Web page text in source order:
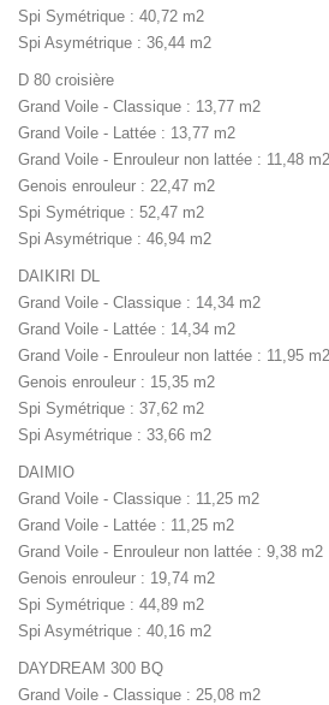
Spi Symétrique : 40,72 m2
Spi Asymétrique : 36,44 m2
D 80 croisière
Grand Voile - Classique : 13,77 m2
Grand Voile - Lattée : 13,77 m2
Grand Voile - Enrouleur non lattée : 11,48 m2
Genois enrouleur : 22,47 m2
Spi Symétrique : 52,47 m2
Spi Asymétrique : 46,94 m2
DAIKIRI DL
Grand Voile - Classique : 14,34 m2
Grand Voile - Lattée : 14,34 m2
Grand Voile - Enrouleur non lattée : 11,95 m2
Genois enrouleur : 15,35 m2
Spi Symétrique : 37,62 m2
Spi Asymétrique : 33,66 m2
DAIMIO
Grand Voile - Classique : 11,25 m2
Grand Voile - Lattée : 11,25 m2
Grand Voile - Enrouleur non lattée : 9,38 m2
Genois enrouleur : 19,74 m2
Spi Symétrique : 44,89 m2
Spi Asymétrique : 40,16 m2
DAYDREAM 300 BQ
Grand Voile - Classique : 25,08 m2